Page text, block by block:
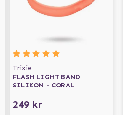
Trixie
FLASH LIGHT BAND
SILIKON - CORAL
249 kr